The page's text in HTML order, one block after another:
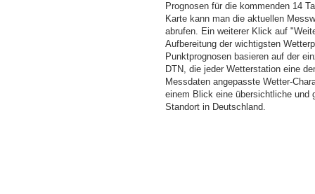
Prognosen für die kommenden 14
Karte kann man die aktuellen
abrufen. Ein weiterer Klick auf
Aufbereitung der wichtigsten
Punktprognosen basieren auf der
DTN, die jeder Wetterstation eine
Messdaten angepasste Wetter-
einem Blick eine übersichtliche und
Standort in Deutschland.